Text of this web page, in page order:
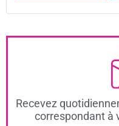
Recevez
correspondant à